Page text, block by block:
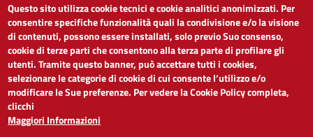
LINK UTILI
Dichiarazione di accessibilità
Obiettivi di accessibilità
Segnalaci problemi di accessibilità
Note legali
Privacy
Accesso riservato
Questo sito utilizza cookie tecnici e cookie analitici anonimizzati. Per
consentire specifiche funzionalità quali la condivisione e/o la visione
di contenuti, possono essere installati, solo previo Suo consenso,
cookie di terze parti che consentono alla terza parte di profilare gli
utenti. Tramite questo banner, può accettare tutti i cookies,
selezionare le categorie di cookie di cui consente l’utilizzo e/o
modificare le Sue preferenze. Per vedere la Cookie Policy completa,
clicchi
Maggiori Informazioni